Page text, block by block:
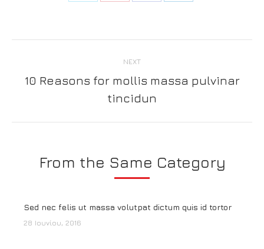
navigation
NEXT
Next
post:
10 Reasons for mollis massa pulvinar
tincidun
From the Same Category
Sed nec felis ut massa volutpat dictum quis id tortor
28 Ιουνίου, 2016